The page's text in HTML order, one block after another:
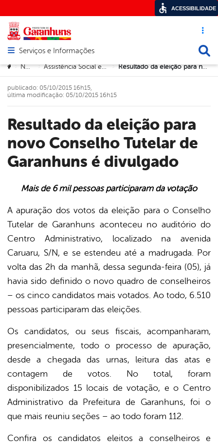
Acesso
Abrir menu principal de navegação
Serviços e Informações
Você está aqui:
> Notícias > Assistência Social e Direitos Humanos > Resultado da eleição para novo Conselho Tutelar de Garanhuns é divulgado
Resultado da eleição para
novo Conselho Tutelar de
Garanhuns é divulgado
publicado: 05/10/2015 16h15,
última modificação: 05/10/2015 16h15
Mais de 6 mil pessoas participaram da votação
A apuração dos votos da eleição para o Conselho
Tutelar de Garanhuns aconteceu no auditório do
Centro Administrativo, localizado na avenida
Caruaru, S/N, e se estendeu até a madrugada. Por
volta das 2h da manhã, dessa segunda-feira (05), já
havia sido definido o novo quadro de conselheiros
– os cinco candidatos mais votados. Ao todo, 6.510
pessoas participaram das eleições.
Os candidatos, ou seus fiscais, acompanharam,
presencialmente, todo o processo de apuração,
desde a chegada das urnas, leitura das atas e
contagem de votos. No total, foram
disponibilizados 15 locais de votação, e o Centro
Administrativo da Prefeitura de Garanhuns, foi o
que mais reuniu seções – ao todo foram 112.
Confira os candidatos eleitos a conselheiros e
ACESSIBILIDADE